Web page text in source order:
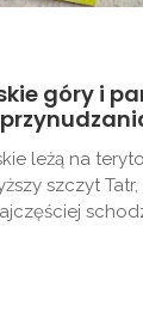
góry i
leżą na
szczyt